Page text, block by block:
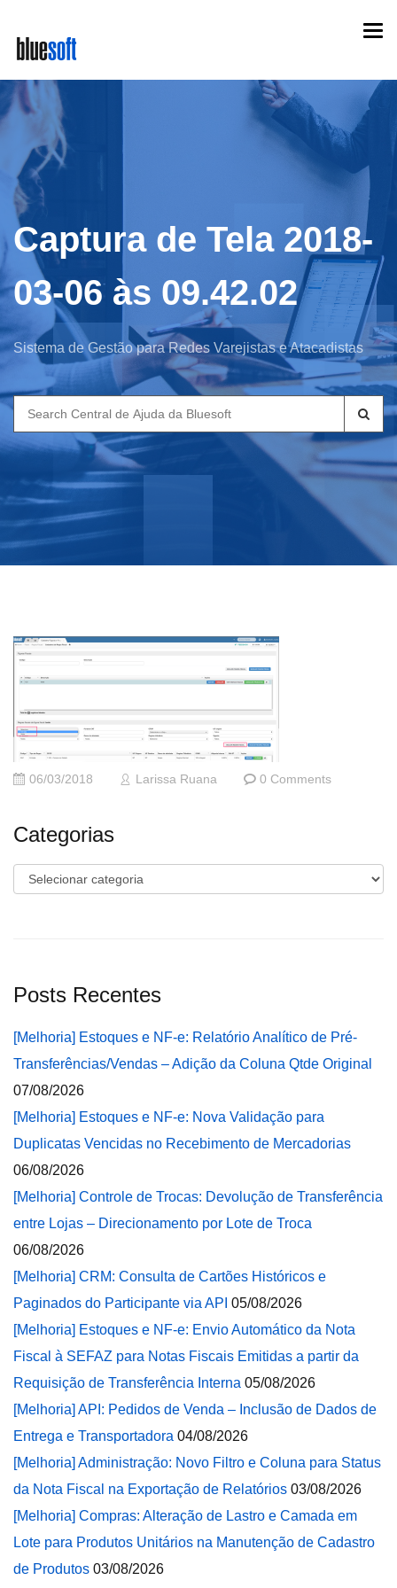
main
content
Captura de Tela 2018-
03-06 às 09.42.02
Sistema de Gestão para Redes Varejistas e Atacadistas
Search
for:
06/03/2018 Larissa Ruana 0 Comments
Categorias
Categorias
Posts Recentes
[Melhoria] Estoques e NF-e: Relatório Analítico de Pré-
Transferências/Vendas – Adição da Coluna Qtde Original
07/08/2026
[Melhoria] Estoques e NF-e: Nova Validação para
Duplicatas Vencidas no Recebimento de Mercadorias
06/08/2026
[Melhoria] Controle de Trocas: Devolução de Transferência
entre Lojas – Direcionamento por Lote de Troca
06/08/2026
[Melhoria] CRM: Consulta de Cartões Históricos e
Paginados do Participante via API 05/08/2026
[Melhoria] Estoques e NF-e: Envio Automático da Nota
Fiscal à SEFAZ para Notas Fiscais Emitidas a partir da
Requisição de Transferência Interna 05/08/2026
[Melhoria] API: Pedidos de Venda – Inclusão de Dados de
Entrega e Transportadora 04/08/2026
[Melhoria] Administração: Novo Filtro e Coluna para Status
da Nota Fiscal na Exportação de Relatórios 03/08/2026
[Melhoria] Compras: Alteração de Lastro e Camada em
Lote para Produtos Unitários na Manutenção de Cadastro
de Produtos 03/08/2026